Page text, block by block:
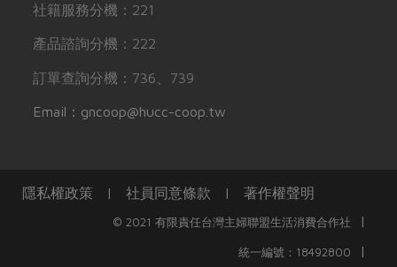
社籍服務分機：221
產品諮詢分機：222
訂單查詢分機：736、739
Email：gncoop@hucc-coop.tw
隱私權政策 | 社員同意條款 | 著作權聲明
© 2021 有限責任台灣主婦聯盟生活消費合作社 |
統一編號：18492800 |